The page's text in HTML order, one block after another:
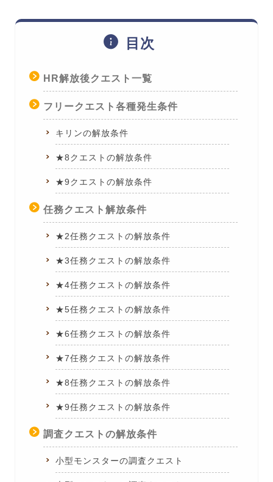
目次
HR解放後クエスト一覧
フリークエスト各種発生条件
キリンの解放条件
★8クエストの解放条件
★9クエストの解放条件
任務クエスト解放条件
★2任務クエストの解放条件
★3任務クエストの解放条件
★4任務クエストの解放条件
★5任務クエストの解放条件
★6任務クエストの解放条件
★7任務クエストの解放条件
★8任務クエストの解放条件
★9任務クエストの解放条件
調査クエストの解放条件
小型モンスターの調査クエスト